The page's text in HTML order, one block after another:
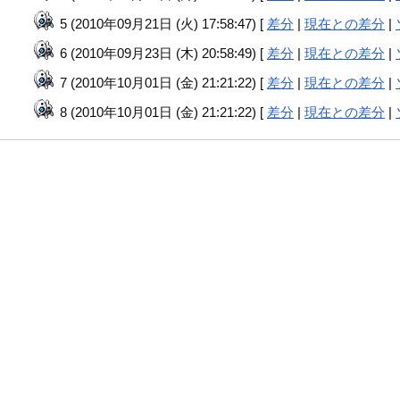
5 (2010年09月21日 (火) 17:58:47) [ 差分 |現在との差分 |
6 (2010年09月23日 (木) 20:58:49) [ 差分 |現在との差分 |
7 (2010年10月01日 (金) 21:21:22) [ 差分 |現在との差分 |
8 (2010年10月01日 (金) 21:21:22) [ 差分 |現在との差分 |